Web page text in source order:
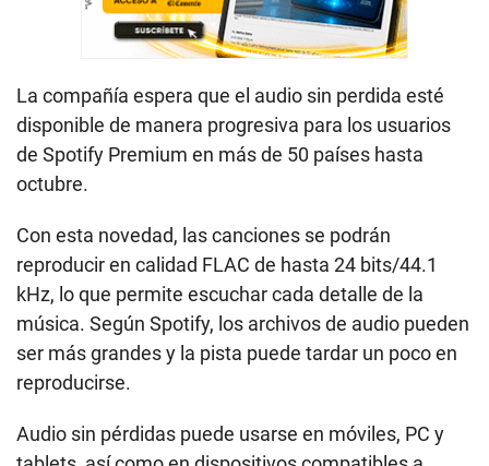
La compañía espera que el audio sin perdida esté
disponible de manera progresiva para los usuarios
de Spotify Premium en más de 50 países hasta
octubre.
Con esta novedad, las canciones se podrán
reproducir en calidad FLAC de hasta 24 bits/44.1
kHz, lo que permite escuchar cada detalle de la
música. Según Spotify, los archivos de audio pueden
ser más grandes y la pista puede tardar un poco en
reproducirse.
Audio sin pérdidas puede usarse en móviles, PC y